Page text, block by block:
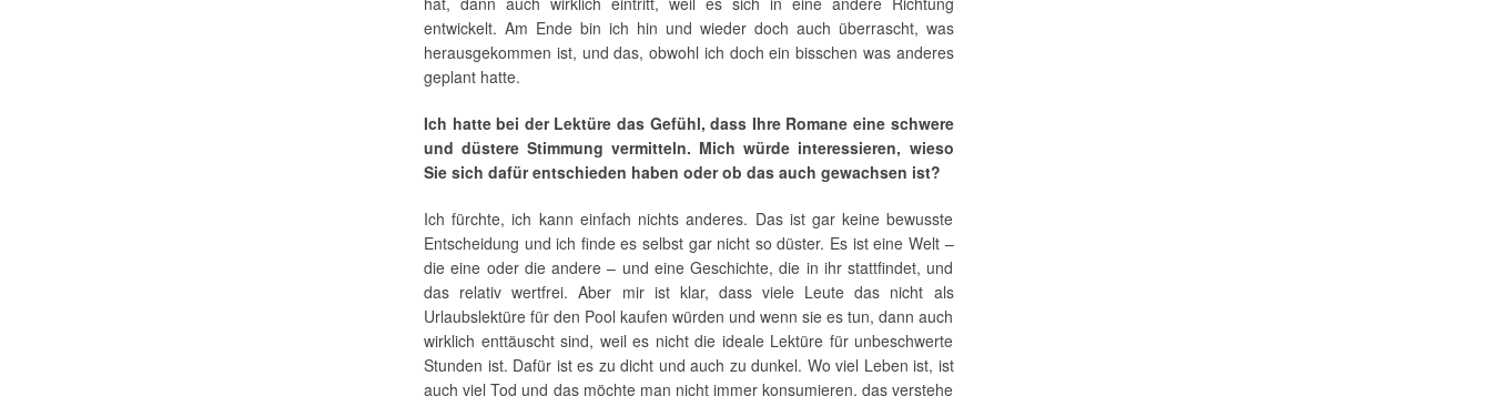
entwickelt. Am Ende bin ich hin und wieder doch auch überrascht, was
herausgekommen ist, und das, obwohl ich doch ein bisschen was anderes
geplant hatte.
Ich hatte bei der Lektüre das Gefühl, dass Ihre Romane eine schwere
und düstere Stimmung vermitteln. Mich würde interessieren, wieso
Sie sich dafür entschieden haben oder ob das auch gewachsen ist?
Ich fürchte, ich kann einfach nichts anderes. Das ist gar keine bewusste
Entscheidung und ich finde es selbst gar nicht so düster. Es ist eine Welt –
die eine oder die andere – und eine Geschichte, die in ihr stattfindet, und
das relativ wertfrei. Aber mir ist klar, dass viele Leute das nicht als
Urlaubslektüre für den Pool kaufen würden und wenn sie es tun, dann auch
wirklich enttäuscht sind, weil es nicht die ideale Lektüre für unbeschwerte
Stunden ist. Dafür ist es zu dicht und auch zu dunkel. Wo viel Leben ist, ist
auch viel Tod und das möchte man nicht immer konsumieren, das verstehe